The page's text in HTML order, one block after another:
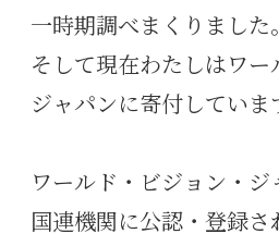
一時期調べまくりました。
そして現在わたしはワー
ジャパンに寄付していま
ワールド・ビジョン・ジ
国連機関に公認・登録